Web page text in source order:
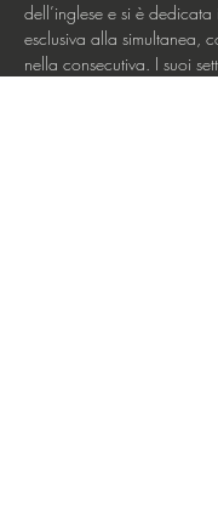
dell’inglese e si è
esclusiva alla simultanea,
nella consecutiva. I suoi